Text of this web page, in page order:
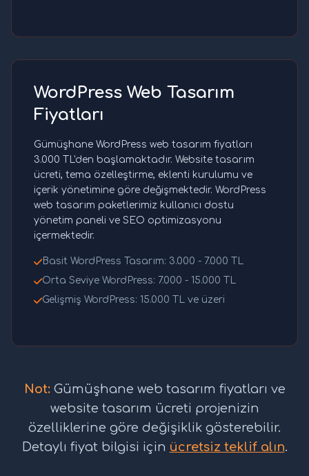
WordPress Web Tasarım
Fiyatları
Gümüşhane WordPress web tasarım fiyatları
3.000 TL'den başlamaktadır. Website tasarım
ücreti, tema özelleştirme, eklenti kurulumu ve
içerik yönetimine göre değişmektedir. WordPress
web tasarım paketlerimiz kullanıcı dostu
yönetim paneli ve SEO optimizasyonu
içermektedir.
Basit WordPress Tasarım: 3.000 - 7.000 TL
Orta Seviye WordPress: 7.000 - 15.000 TL
Gelişmiş WordPress: 15.000 TL ve üzeri
Not:Gümüşhane web tasarım fiyatları ve
website tasarım ücreti projenizin
özelliklerine göre değişiklik gösterebilir.
Detaylı fiyat bilgisi için ücretsiz teklif alın.